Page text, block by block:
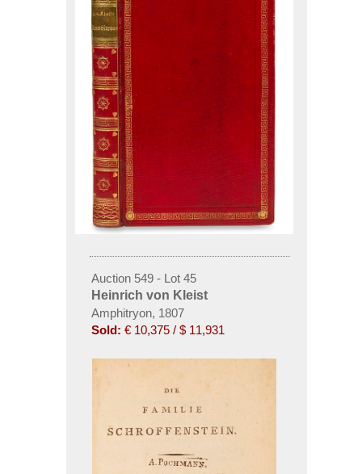
Auction 549 - Lot 45
Heinrich von Kleist
Amphitryon, 1807
Sold: € 10,375 / $ 11,931